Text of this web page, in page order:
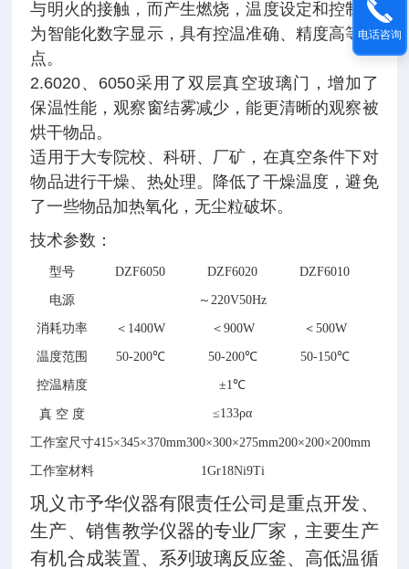
与明火的接触，而产生燃烧，温度设定和控制均
为智能化数字显示，具有控温准确、精度高等特
点。
2.6020、 6050采用了双层真空玻璃门，增加了
保温性能，观察窗结雾减少，能更清晰的观察被
烘干物品。
适用于大专院校、科研、厂矿，在真空条件下对
物品进行干燥、热处理。降低了干燥温度，避免
了一些物品加热氧化，无尘粒破坏。
技术参数：
型号 DZF6050 DZF6020 DZF6010
电源 ～220V50Hz
消耗功率 ＜ 1400W ＜ 900W ＜ 500W
温度范围 50-200℃ 50-200℃ 50-150℃
控温精度 ±1℃
真 空 度 ≤133ρα
工作室尺寸415×345×370mm300×300×275mm200×200×200mm
工作室材料 1Gr18Ni9Ti
巩义市予华仪器有限责任公司是重点开发、
生产、销售教学仪器的专业厂家，主要生产
有机合成装置、系列玻璃反应釜、高低温循
电话咨询